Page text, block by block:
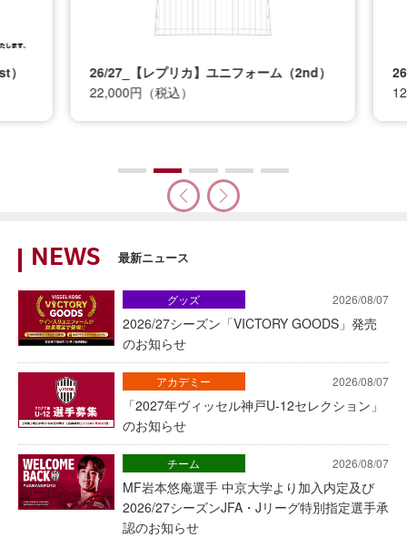
26/27_【レプリカ】ユニフォーム（2nd）
22,000円（税込）
NEWS 最新ニュース
2026/08/07
2026/27シーズン「VICTORY GOODS」発売
のお知らせ
グッズ
2026/08/07
「2027年ヴィッセル神戸U-12セレクション」
のお知らせ
アカデミー
2026/08/07
MF岩本悠庵選手 中京大学より加入内定及び
2026/27シーズンJFA・Jリーグ特別指定選手承
認のお知らせ
チーム